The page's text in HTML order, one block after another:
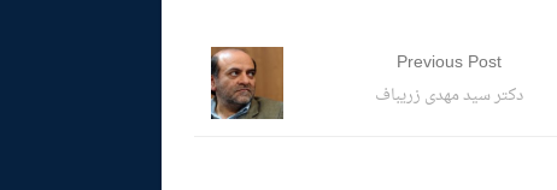
Previous Post
دکتر سید مهدی زریباف